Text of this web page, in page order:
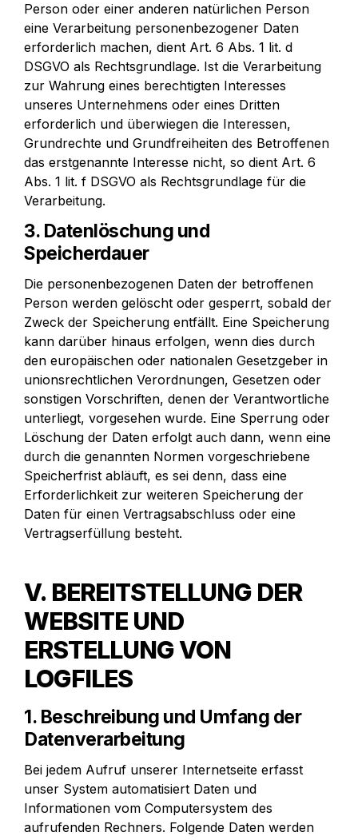
Person oder einer anderen natürlichen Person
eine Verarbeitung personenbezogener Daten
erforderlich machen, dient Art. 6 Abs. 1 lit. d
DSGVO als Rechtsgrundlage. Ist die Verarbeitung
zur Wahrung eines berechtigten Interesses
unseres Unternehmens oder eines Dritten
erforderlich und überwiegen die Interessen,
Grundrechte und Grundfreiheiten des Betroffenen
das erstgenannte Interesse nicht, so dient Art. 6
Abs. 1 lit. f DSGVO als Rechtsgrundlage für die
Verarbeitung.
3. Datenlöschung und
Speicherdauer
Die personenbezogenen Daten der betroffenen
Person werden gelöscht oder gesperrt, sobald der
Zweck der Speicherung entfällt. Eine Speicherung
kann darüber hinaus erfolgen, wenn dies durch
den europäischen oder nationalen Gesetzgeber in
unionsrechtlichen Verordnungen, Gesetzen oder
sonstigen Vorschriften, denen der Verantwortliche
unterliegt, vorgesehen wurde. Eine Sperrung oder
Löschung der Daten erfolgt auch dann, wenn eine
durch die genannten Normen vorgeschriebene
Speicherfrist abläuft, es sei denn, dass eine
Erforderlichkeit zur weiteren Speicherung der
Daten für einen Vertragsabschluss oder eine
Vertragserfüllung besteht.
V. BEREITSTELLUNG DER
WEBSITE UND
ERSTELLUNG VON
LOGFILES
1. Beschreibung und Umfang der
Datenverarbeitung
Bei jedem Aufruf unserer Internetseite erfasst
unser System automatisiert Daten und
Informationen vom Computersystem des
aufrufenden Rechners. Folgende Daten werden